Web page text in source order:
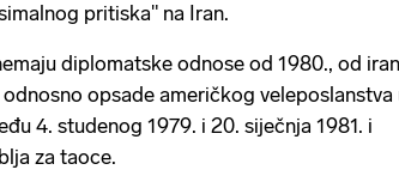
pritiska" na Iran.
diplomatske odnose od 1980., od
opsade američkog veleposlanstva
4. studenog 1979. i 20. siječnja 1981. i
za taoce.